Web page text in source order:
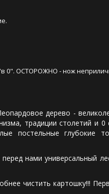
"в 0". ОСТОРОЖНО - нож
дерево -
традиции столетий и
постельные глубокие
нами универсальный
чистить картошку!!!